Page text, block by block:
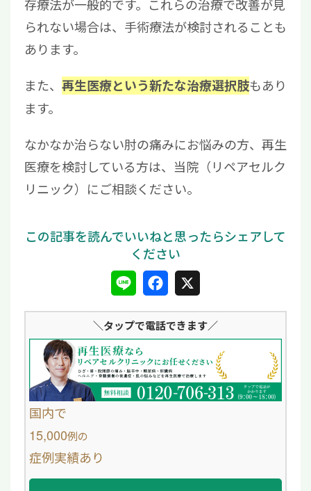
存療法が一般的です。これらの治療で改善が見
られない場合は、手術療法が検討されることも
あります。
また、 再生医療という新たな治療選択肢もあり
ます。
なかなか治らない肘の痛みにお悩みの方、再生
医療を検討している方は、当院（リペアセルク
リニック）にご相談ください。
L
n
e
F
c
e
b
o
X
＼タップで電話できます／
国内で
15,000例の
症例実績あり